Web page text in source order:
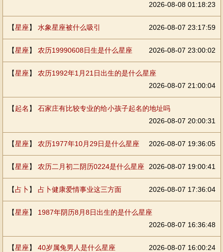
2026-08-08 01:18:23
【星座】 水象星座被什么吸引 2026-08-07 23:17:59
【星座】 农历19990608日生是什么星座 2026-08-07 23:00:02
【星座】 农历1992年1月21日出生的是什么星座
2026-08-07 21:00:04
【起名 】 石家庄有比较专业的给小孩子起名的地址吗
2026-08-07 20:00:31
【星座】 农历1977年10月29日是什么星座 2026-08-07 19:36:05
【星座】 农历二月初二阴历0224是什么星座 2026-08-07 19:00:41
【占卜 】 占卜健康爱情事业这三方面 2026-08-07 17:36:04
【星座】 1987年阴历8月8日出生的是什么星座
2026-08-07 16:36:48
【星座】 40岁属兔男人是什么星座 2026-08-07 16:00:24